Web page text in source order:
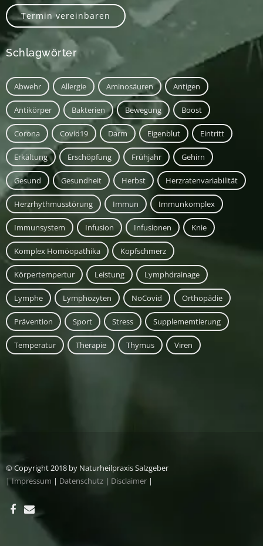
Termin vereinbaren
Schlagwörter
Abwehr Allergie Aminosäuren Antigen
Antikörper Bakterien Bewegung Boost
Corona Covid19 Darm Eigenblut Eintritt
Erkältung Erschöpfung Frühjahr Gehirn
Gesund Gesundheit Herbst Herzratenvariabilität
Herzrhythmusstörung Immun Immunkomplex
Immunsystem Infusion Infusionen Knie
Komplex Homöopathika Kopfschmerz
Körpertempertur Leistung Lymphdrainage
Lymphe Lymphozyten NoCovid Orthopädie
Prävention Sport Stress Supplememtierung
Temperatur Therapie Thymus Viren
© Copyright 2018 by Naturheilpraxis Salzgeber
|Impressum | Datenschutz | Disclaimer |